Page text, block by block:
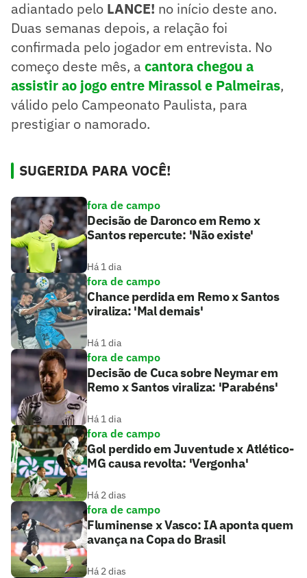
adiantado pelo LANCE! no início deste ano.
Duas semanas depois, a relação foi
confirmada pelo jogador em entrevista. No
começo deste mês, a cantora chegou a
assistir ao jogo entre Mirassol e Palmeiras,
válido pelo Campeonato Paulista, para
prestigiar o namorado.
SUGERIDA PARA VOCÊ!
fora de campo
Decisão de Daronco em Remo x
Santos repercute: 'Não existe'
Há 1 dia
fora de campo
Chance perdida em Remo x Santos
viraliza: 'Mal demais'
Há 1 dia
fora de campo
Decisão de Cuca sobre Neymar em
Remo x Santos viraliza: 'Parabéns'
Há 1 dia
fora de campo
Gol perdido em Juventude x Atlético-
MG causa revolta: 'Vergonha'
Há 2 dias
fora de campo
Fluminense x Vasco: IA aponta quem
avança na Copa do Brasil
Há 2 dias